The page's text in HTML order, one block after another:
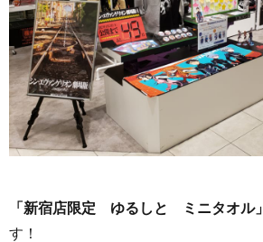
「新宿店限定 ゆるしと ミニタオル」
す！